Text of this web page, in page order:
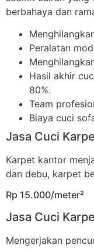
berbahaya dan
Peralatan
Hasil akhir
80%.
Team
Biaya cuci
Jasa Cuci
Karpet kantor
dan debu, karpet
Rp 15.000/meter²
Jasa Cuci
Mengerjakan